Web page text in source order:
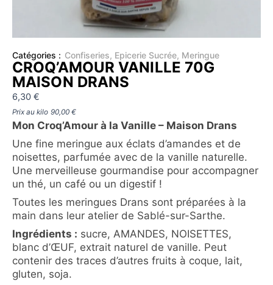
Catégories : Confiseries, Epicerie Sucrée, Meringue
CROQ’AMOUR VANILLE 70G
MAISON DRANS
6,30 €
Prix au kilo 90,00 €
Mon Croq’Amour à la Vanille – Maison Drans
Une fine meringue aux éclats d’amandes et de
noisettes, parfumée avec de la vanille naturelle.
Une merveilleuse gourmandise pour accompagner
un thé, un café ou un digestif !
Toutes les meringues Drans sont préparées à la
main dans leur atelier de Sablé-sur-Sarthe.
Ingrédients : sucre, AMANDES, NOISETTES,
blanc d’ŒUF, extrait naturel de vanille. Peut
contenir des traces d’autres fruits à coque, lait,
gluten, soja.